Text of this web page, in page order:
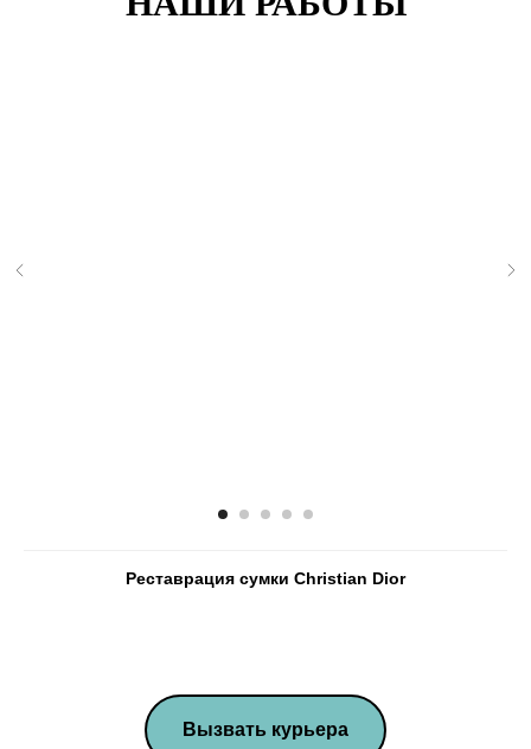
Реставрация сумки Christian Dior
Вызвать курьера